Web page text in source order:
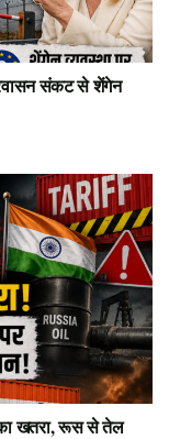
संकट से शेंगेन
खतरा, रूस से तेल